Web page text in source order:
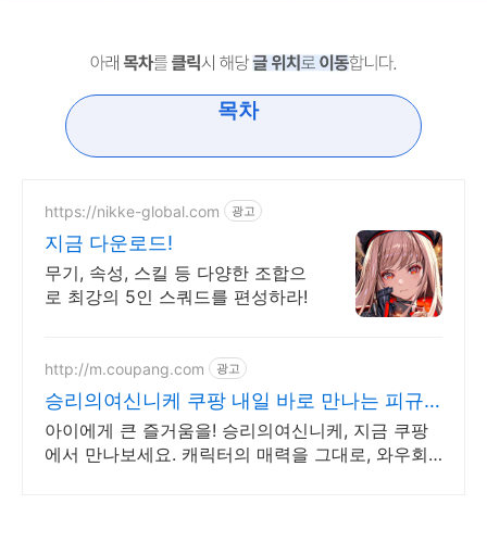
목차
https://nikke-global.com 광고
지금 다운로드!
무기, 속성, 스킬 등 다양한 조합으
로 최강의 5인 스쿼드를 편성하라!
http://m.coupang.com 광고
승리의여신니케 쿠팡 내일 바로 만나는 피규
어
아이에게 큰 즐거움을! 승리의여신니케, 지금 쿠팡
에서 만나보세요. 캐릭터의 매력을 그대로, 와우회